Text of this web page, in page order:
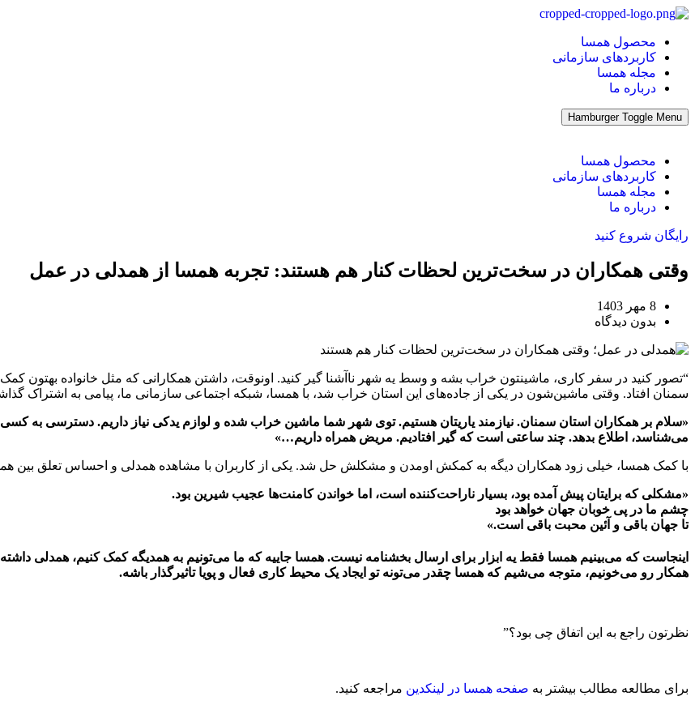
پرش
محتوا
محصول همسا
کاربردهای سازمانی
مجله همسا
درباره ما
Hamburger Toggle Menu
محصول همسا
کاربردهای سازمانی
مجله همسا
درباره ما
رایگان شروع کنید
وقتی همکاران در سخت‌ترین لحظات کنار هم هستند: تجربه همسا از همدلی در عمل
8 مهر 1403
بدون دیدگاه
“تصور کنید در سفر کاری، ماشینتون خراب بشه و وسط یه شهر ناآشنا گیر کنید. اونوقت، داشتن همکارانی که مثل خانواده بهتون
سمنان افتاد. وقتی ماشین‌شون در یکی از جاده‌های این استان خراب شد، با همسا، شبکه اجتماعی سازمانی ما، پیامی به اشتراک
«سلام بر همکاران استان سمنان. نیازمند یاریتان هستیم. توی شهر شما ماشین خراب شده و لوازم یدکی نیاز داریم. دسترسی به
می‌شناسد، اطلاع بدهد. چند ساعتی است که گیر افتادیم. مریض همراه داریم…»
با کمک همسا، خیلی زود همکاران دیگه به کمکش اومدن و مشکلش حل شد. یکی از کاربران با مشاهده همدلی و احساس تعلق بین
«مشکلی که برایتان پیش آمده بود، بسیار ناراحت‌کننده است، اما خواندن کامنت‌ها عجیب شیرین بود.
چشم ما در پی خوبان جهان خواهد بود
تا جهان باقی و آئین محبت باقی است.»
اینجاست که می‌بینیم همسا فقط یه ابزار برای ارسال بخشنامه نیست. همسا جاییه که ما می‌تونیم به همدیگه کمک کنیم، همدلی
همکار رو می‌خونیم، متوجه می‌شیم که همسا چقدر می‌تونه تو ایجاد یک محیط کاری فعال و پویا تاثیرگذار باشه.
نظرتون راجع به این اتفاق چی بود؟”
برای مطالعه مطالب بیشتر به صفحه همسا در لینکدین مراجعه کنید.